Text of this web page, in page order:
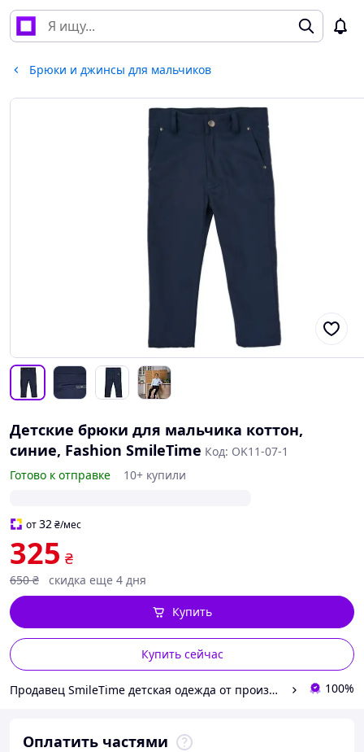
Брюки и джинсы для мальчиков
Детские брюки для мальчика коттон,
синие, Fashion SmileTime Код: OK11-07-1
Готово к отправке
10+ купили
от32₴/мес
325 ₴
650 ₴ скидка еще 4 дня
Купить сейчас
Купить
Продавец SmileTime детская одежда от производителя 100%
Оплатить частями